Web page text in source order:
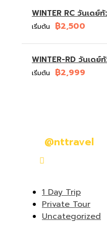
WINTER RC วันเดย์
เริ่มต้น ฿2,500
WINTER-RD วันเดย์
เริ่มต้น ฿2,999
@nttravel
1 Day Trip
Private Tour
Uncategorized